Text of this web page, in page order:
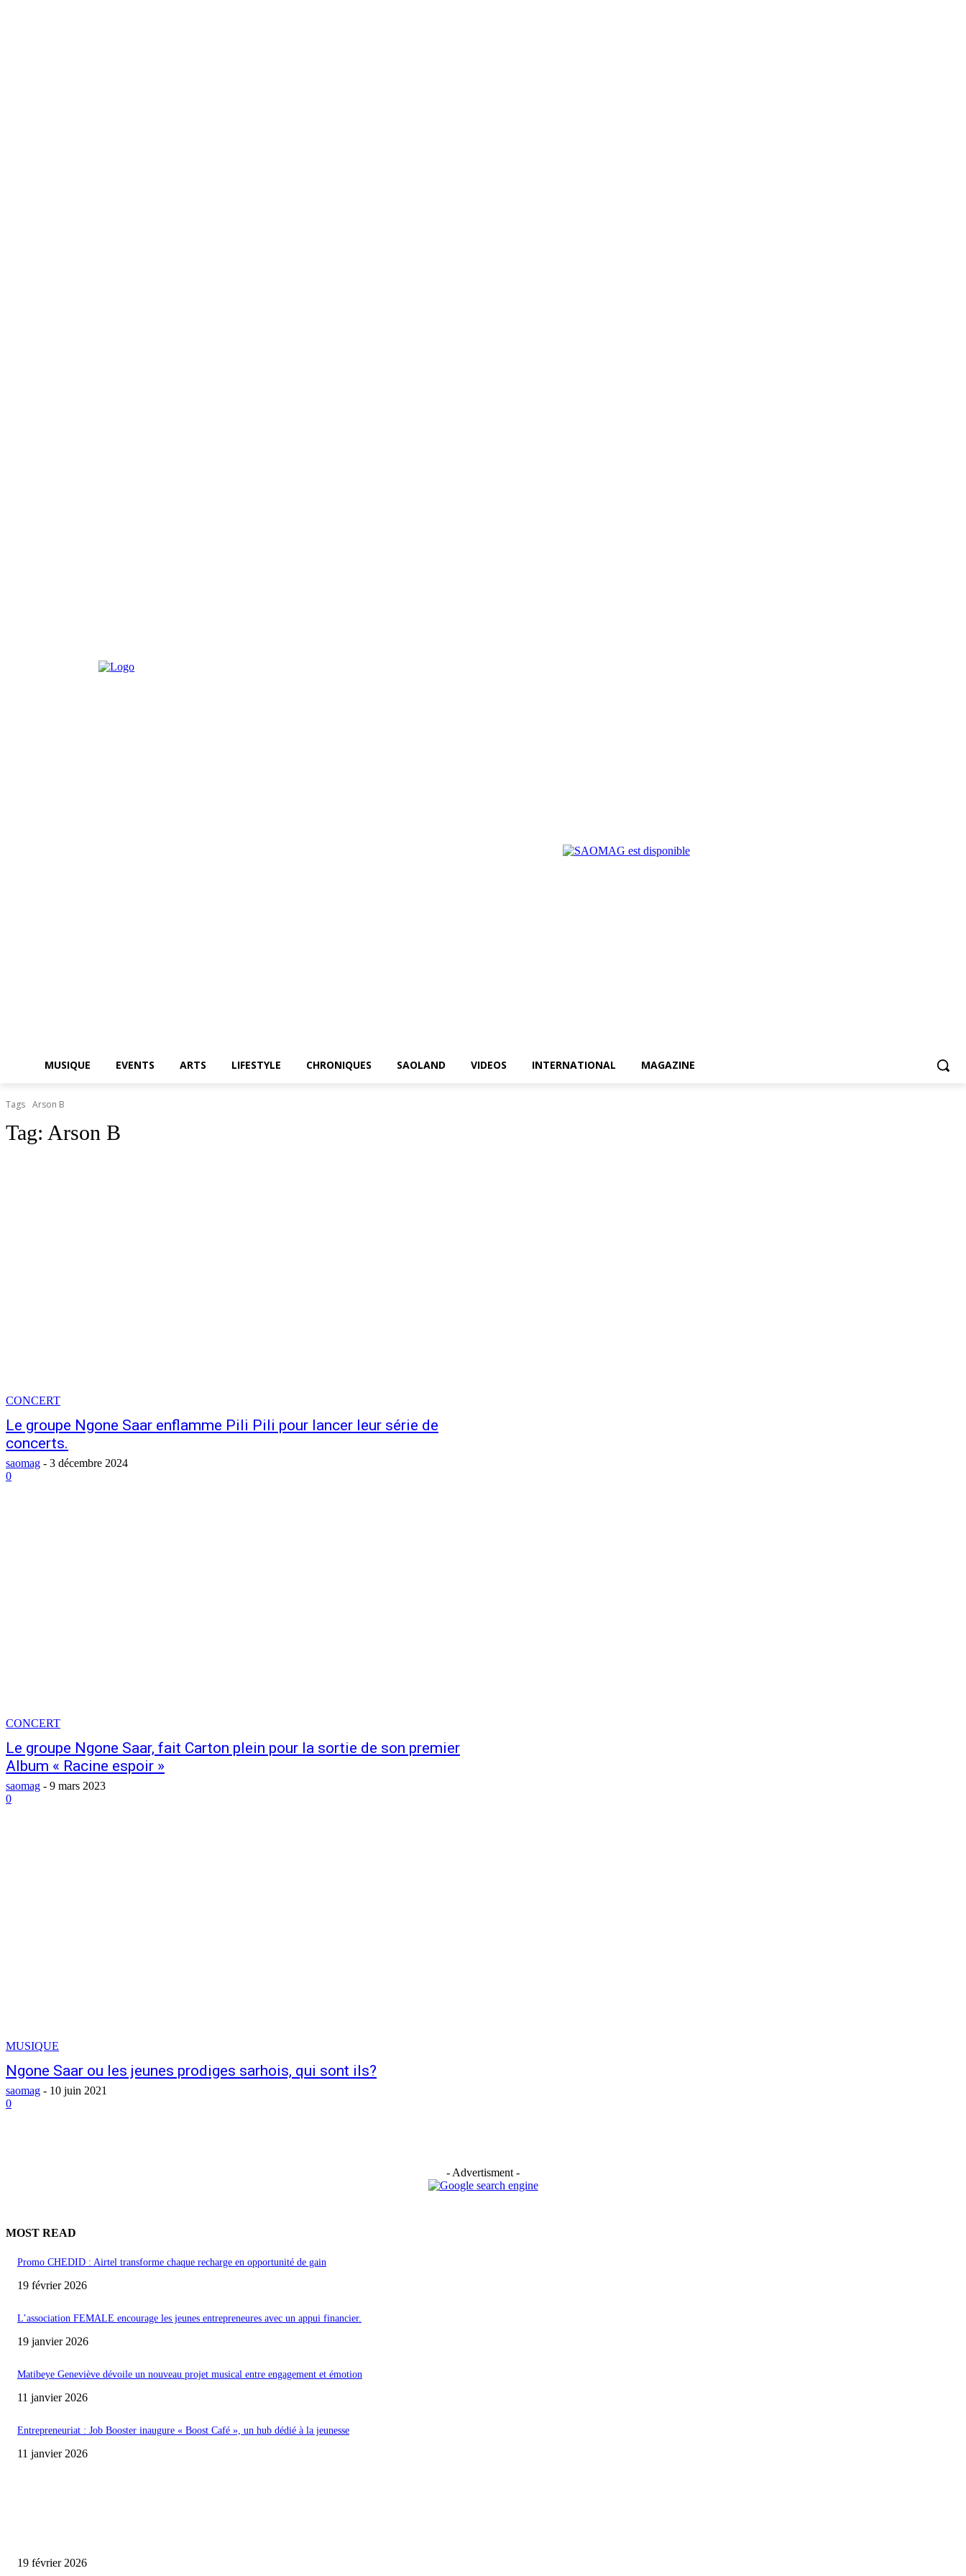
MUSIQUE EVENTS ARTS LIFESTYLE CHRONIQUES SAOLAND VIDEOS INTERNATIONAL MAGAZINE
Tags Arson B
Tag: Arson B
CONCERT
Le groupe Ngone Saar enflamme Pili Pili pour lancer leur série de
concerts.
saomag - 3 décembre 2024
0
CONCERT
Le groupe Ngone Saar, fait Carton plein pour la sortie de son premier
Album « Racine espoir »
saomag - 9 mars 2023
0
MUSIQUE
Ngone Saar ou les jeunes prodiges sarhois, qui sont ils?
saomag - 10 juin 2021
0
- Advertisment -
MOST READ
Promo CHEDID : Airtel transforme chaque recharge en opportunité de gain
19 février 2026
L’association FEMALE encourage les jeunes entrepreneures avec un appui financier.
19 janvier 2026
Matibeye Geneviève dévoile un nouveau projet musical entre engagement et émotion
11 janvier 2026
Entrepreneuriat : Job Booster inaugure « Boost Café », un hub dédié à la jeunesse
11 janvier 2026
19 février 2026